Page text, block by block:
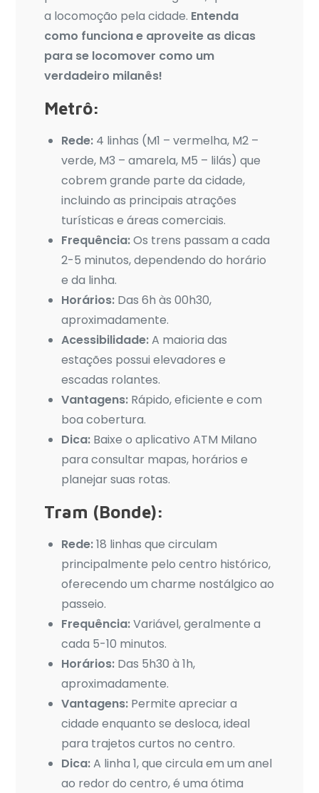
a locomoção pela cidade. Entenda
como funciona e aproveite as dicas
para se locomover como um
verdadeiro milanês!
Metrô:
Rede: 4 linhas (M1 – vermelha, M2 –
verde, M3 – amarela, M5 – lilás) que
cobrem grande parte da cidade,
incluindo as principais atrações
turísticas e áreas comerciais.
Frequência:Os trens passam a cada
2-5 minutos, dependendo do horário
e da linha.
Horários: Das 6h às 00h30,
aproximadamente.
Acessibilidade:A maioria das
estações possui elevadores e
escadas rolantes.
Vantagens: Rápido, eficiente e com
boa cobertura.
Dica: Baixe o aplicativo ATM Milano
para consultar mapas, horários e
planejar suas rotas.
Tram (Bonde):
Rede:18 linhas que circulam
principalmente pelo centro histórico,
oferecendo um charme nostálgico ao
passeio.
Frequência:Variável, geralmente a
cada 5-10 minutos.
Horários: Das 5h30 à 1h,
aproximadamente.
Vantagens: Permite apreciar a
cidade enquanto se desloca, ideal
para trajetos curtos no centro.
Dica:A linha 1, que circula em um anel
ao redor do centro, é uma ótima